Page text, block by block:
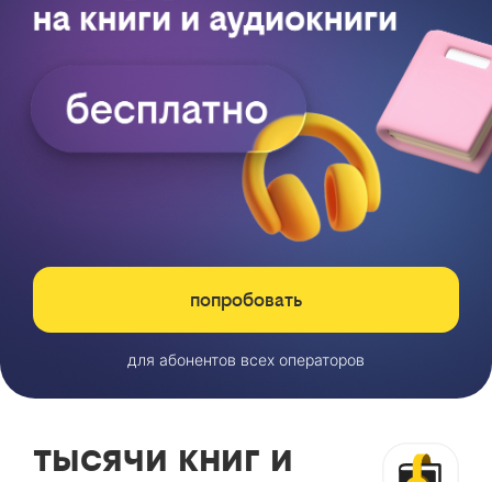
попробовать
для абонентов всех операторов
тысячи книг и